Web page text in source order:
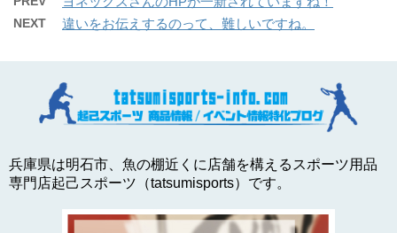
NEXT 違いをお伝えするのって、難しいですね。
兵庫県は明石市、魚の棚近くに店舗を構えるスポーツ用品
専門店起己スポーツ（tatsumisports）です。